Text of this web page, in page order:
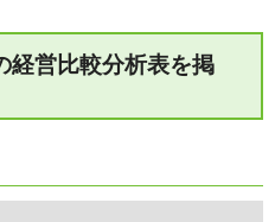
経営比較分析表を掲